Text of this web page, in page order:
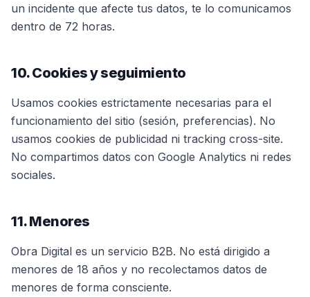
un incidente que afecte tus datos, te lo comunicamos
dentro de 72 horas.
10. Cookies y seguimiento
Usamos cookies estrictamente necesarias para el
funcionamiento del sitio (sesión, preferencias). No
usamos cookies de publicidad ni tracking cross-site.
No compartimos datos con Google Analytics ni redes
sociales.
11. Menores
Obra Digital es un servicio B2B. No está dirigido a
menores de 18 años y no recolectamos datos de
menores de forma consciente.